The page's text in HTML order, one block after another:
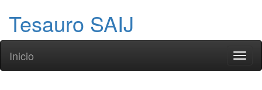
Tesauro SAIJ
Inicio